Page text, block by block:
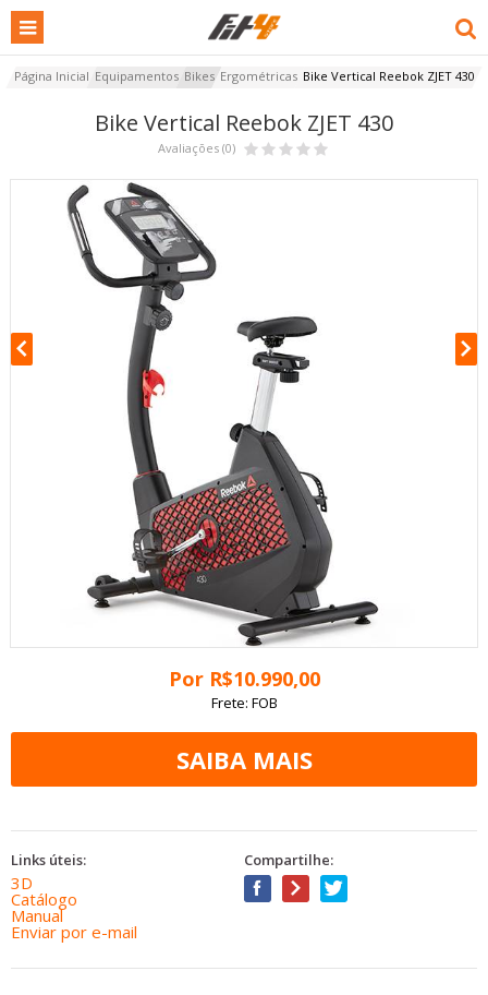
Página Inicial Equipamentos Bikes Ergométricas Bike Vertical Reebok ZJET 430
Bike Vertical Reebok ZJET 430
Avaliações (0)
Por R$10.990,00
Frete: FOB
Links úteis:
3D
Catálogo
Manual
Enviar por e-mail
Compartilhe: